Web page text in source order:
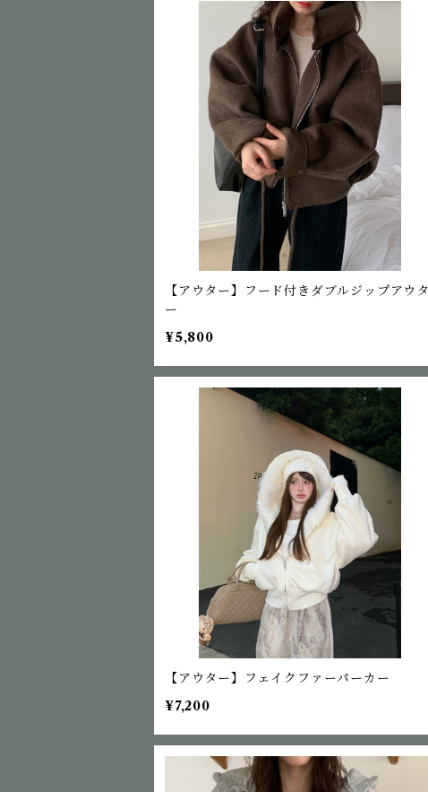
【アウター】フード付きダブルジップアウタ
ー
¥5,800
【アウター】フェイクファーパーカー
¥7,200